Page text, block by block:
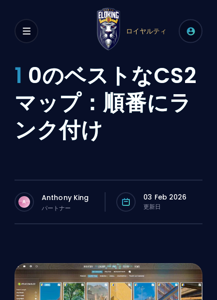
ロイヤルティ
1 0のベストなCS2
マップ：順番にラ
ンク付け
A Anthony King
パートナー
03 Feb 2026
更新日